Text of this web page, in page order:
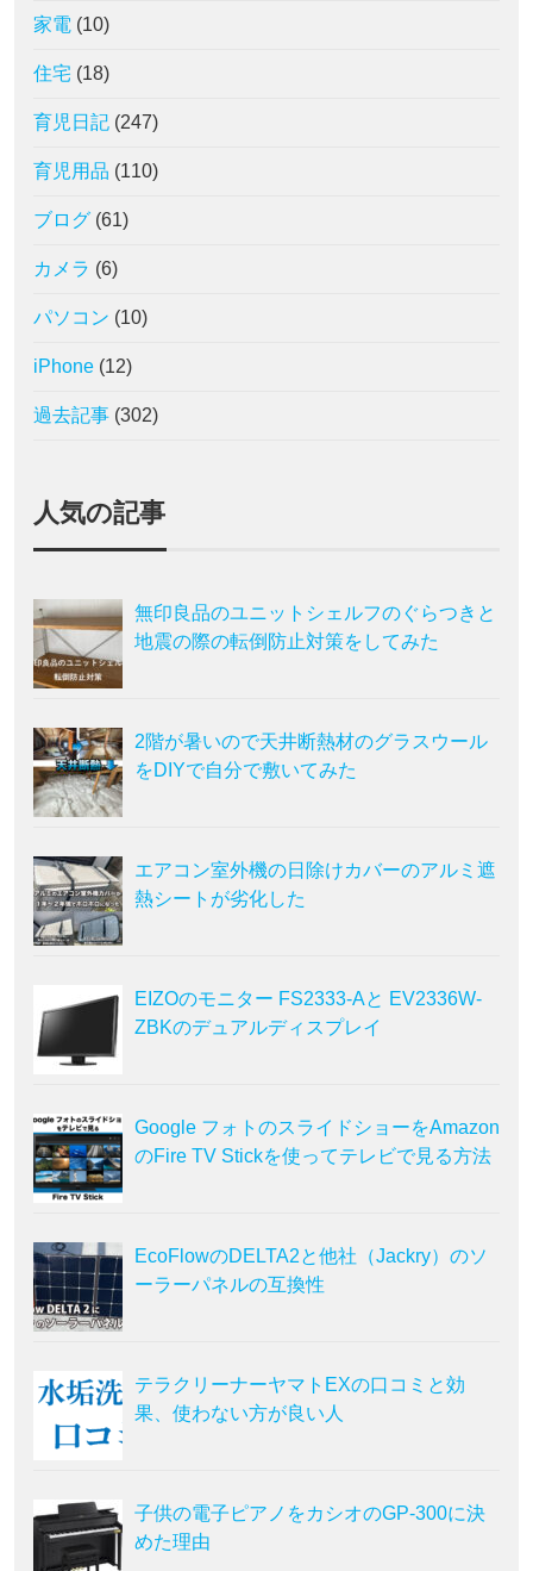
家電 (10)
住宅 (18)
育児日記 (247)
育児用品 (110)
ブログ (61)
カメラ (6)
パソコン (10)
iPhone (12)
過去記事 (302)
人気の記事
無印良品のユニットシェルフのぐらつきと
地震の際の転倒防止対策をしてみた
2階が暑いので天井断熱材のグラスウール
をDIYで自分で敷いてみた
エアコン室外機の日除けカバーのアルミ遮
熱シートが劣化した
EIZOのモニター FS2333-Aと EV2336W-
ZBKのデュアルディスプレイ
Google フォトのスライドショーをAmazon
のFire TV Stickを使ってテレビで見る方法
EcoFlowのDELTA2と他社（Jackry）のソ
ーラーパネルの互換性
テラクリーナーヤマトEXの口コミと効
果、使わない方が良い人
子供の電子ピアノをカシオのGP-300に決
めた理由